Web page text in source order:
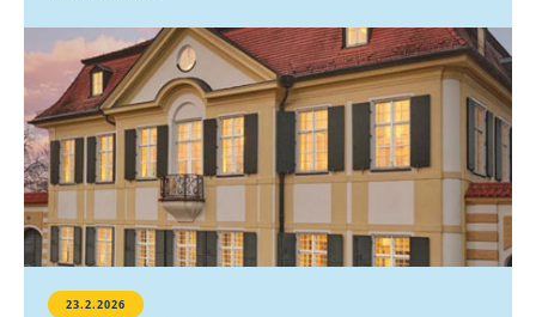
23.2.2026